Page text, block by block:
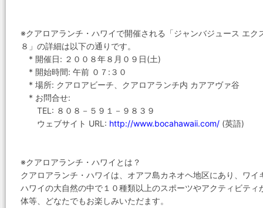
※クアロアランチ・ハワイで開催される「ジャンバジュース エ
８」の詳細は以下の通りです。
* 開催日: ２００８年８月０９日(土)
* 開始時間: 午前 ０７:３０
* 場所: クアロアビーチ、クアロアランチ内 カアアヴァ谷
* お問合せ:
TEL: ８０８－５９１－９８３９
ウェブサイト URL: http://www.bocahawaii.com/ (英語)
※クアロアランチ・ハワイとは？
クアロアランチ・ハワイは、オアフ島カネオヘ地区にあり、ワ
ハワイの大自然の中で１０種類以上のスポーツやアクティビテ
体等、どなたでもお楽しみいただます。